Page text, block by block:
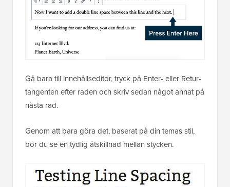
Gå bara till innehållseditor, tryck på Enter- eller Retur-
tangenten efter raden och skriv sedan något annat på
nästa rad.
Genom att bara göra det, baserat på din temas stil,
bör du se en tydlig åtskillnad mellan stycken.